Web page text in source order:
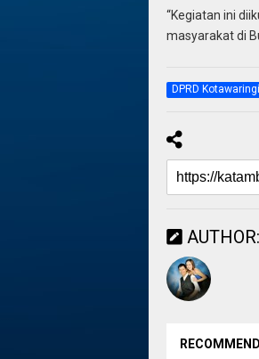
“Kegiatan ini
masyarakat di
DPRD
AUTHOR: